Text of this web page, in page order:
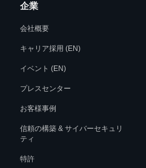
企業
会社概要
キャリア採用 (EN)
イベント (EN)
プレスセンター
お客様事例
信頼の構築 & サイバーセキュリ
ティ
特許